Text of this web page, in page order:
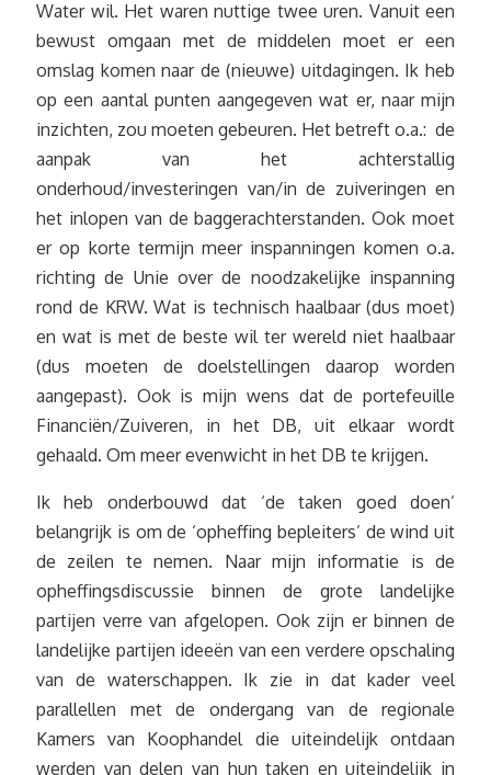
Water wil. Het waren nuttige twee uren. Vanuit een
bewust omgaan met de middelen moet er een
omslag komen naar de (nieuwe) uitdagingen. Ik heb
op een aantal punten aangegeven wat er, naar mijn
inzichten, zou moeten gebeuren. Het betreft o.a.: de
aanpak van het achterstallig
onderhoud/investeringen van/in de zuiveringen en
het inlopen van de baggerachterstanden. Ook moet
er op korte termijn meer inspanningen komen o.a.
richting de Unie over de noodzakelijke inspanning
rond de KRW. Wat is technisch haalbaar (dus moet)
en wat is met de beste wil ter wereld niet haalbaar
(dus moeten de doelstellingen daarop worden
aangepast). Ook is mijn wens dat de portefeuille
Financiën/Zuiveren, in het DB, uit elkaar wordt
gehaald. Om meer evenwicht in het DB te krijgen.
Ik heb onderbouwd dat ‘de taken goed doen’
belangrijk is om de ‘opheffing bepleiters’ de wind uit
de zeilen te nemen. Naar mijn informatie is de
opheffingsdiscussie binnen de grote landelijke
partijen verre van afgelopen. Ook zijn er binnen de
landelijke partijen ideeën van een verdere opschaling
van de waterschappen. Ik zie in dat kader veel
parallellen met de ondergang van de regionale
Kamers van Koophandel die uiteindelijk ontdaan
werden van delen van hun taken en uiteindelijk in